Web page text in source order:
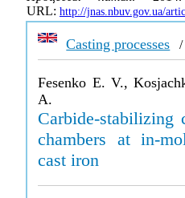
URL: http://jnas.nbuv.gov.ua/
Casting processes
Fesenko E. V.,
A.
Carbide-stabilizing
chambers at in-
cast iron